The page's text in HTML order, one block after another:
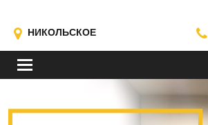
НИКОЛЬСКОЕ
МЕНЮ